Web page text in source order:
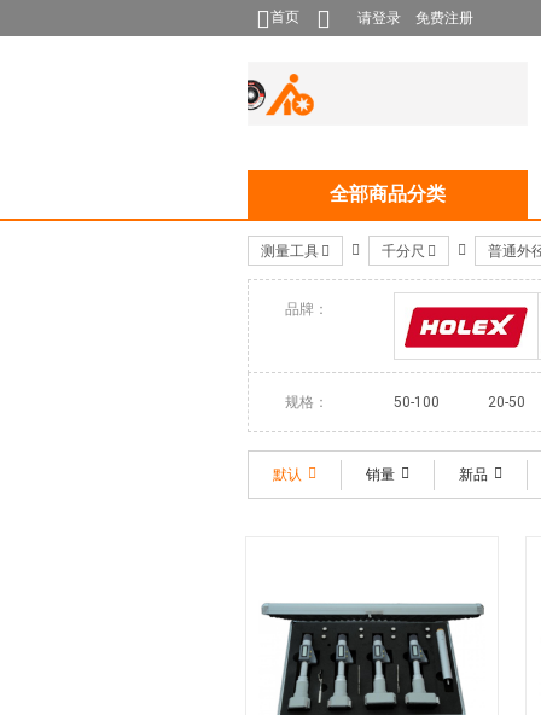
首页 请登录 免费注册
全部商品分类
测量工具 千分尺 普通外
品牌：
规格： 50-100
20-50
6-8
1000-3000
5-25
5-20
默认 销量 新品